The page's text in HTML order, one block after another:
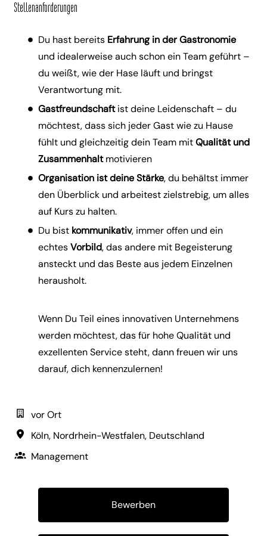
Stellenanforderungen
Du hast bereits Erfahrung in der Gastronomie
und idealerweise auch schon ein Team geführt –
du weißt, wie der Hase läuft und bringst
Verantwortung mit.
Gastfreundschaftist deine Leidenschaft – du
möchtest, dass sich jeder Gast wie zu Hause
fühlt und gleichzeitig dein Team mitQualität und
Zusammenhaltmotivieren
Organisation ist deine Stärke, du behältst immer
den Überblick und arbeitest zielstrebig, um alles
auf Kurs zu halten.
Du bist kommunikativ, immer offen und ein
echtesVorbild, das andere mit Begeisterung
ansteckt und das Beste aus jedem Einzelnen
herausholt.
Wenn Du Teil eines innovativen Unternehmens
werden möchtest, das für hohe Qualität und
exzellenten Service steht, dann freuen wir uns
darauf, dich kennenzulernen!
vor Ort
Köln, Nordrhein-Westfalen, Deutschland
Management
Bewerben